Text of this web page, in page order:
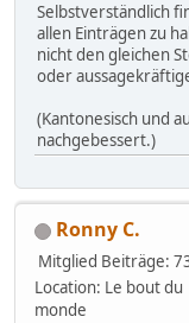
Selbstverständlich
allen Einträgen zu
nicht den gleichen
oder
(Kantonesisch und
nachgebessert.)
Ronny C.
Mitglied Beiträge:
Location: Le bout du
monde